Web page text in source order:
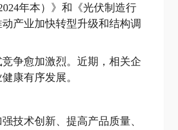
年本）》和《光伏制造行
产业加快转型升级和结构调
争愈加激烈。近期，相关企
康有序发展。
术创新、提高产品质量、